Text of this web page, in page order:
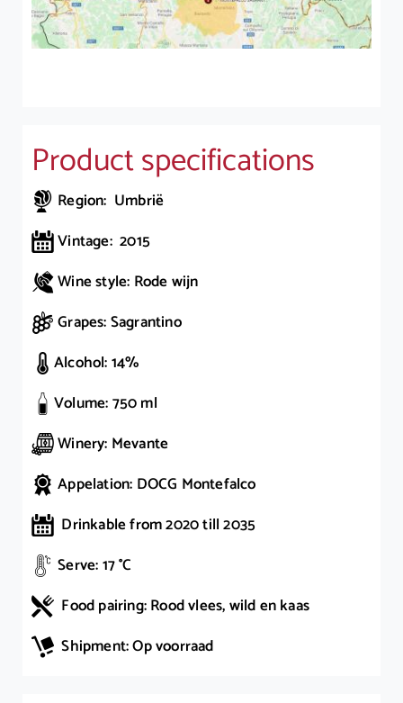
Product specifications
Region: Umbrië
Vintage: 2015
Wine style: Rode wijn
Grapes: Sagrantino
Alcohol: 14%
Volume: 750 ml
Winery: Mevante
Appelation: DOCG Montefalco
Drinkable from 2020 till 2035
Serve: 17 °C
Food pairing: Rood vlees, wild en kaas
Shipment: Op voorraad